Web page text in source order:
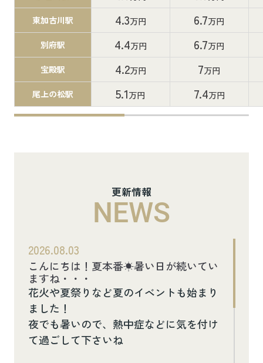
東加古川駅 4.3万円 6.7万円
別府駅 4.4万円 6.7万円
宝殿駅 4.2万円 7万円
尾上の松駅 5.1万円 7.4万円
更新情報
NEWS
2026.08.03
こんにちは！夏本番☀暑い日が続いてい
ますね・・・
花火や夏祭りなど夏のイベントも始まり
ました！
夜でも暑いので、熱中症などに気を付け
て過ごして下さいね